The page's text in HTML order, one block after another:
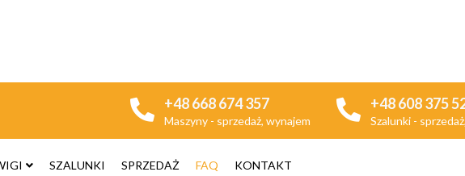
+48 668 674 357
Maszyny - sprzedaż, wynajem
+48 608 375
Szalunki -
SZALUNKI SPRZEDAŻ FAQ KONTAKT